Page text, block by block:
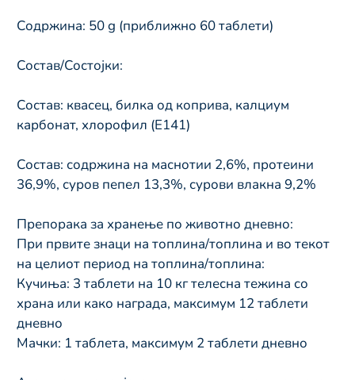
Содржина: 50 g (приближно 60 таблети)
Состав/Состојки:
Состав: квасец, билка од коприва, калциум
карбонат, хлорофил (Е141)
Состав: содржина на маснотии 2,6%, протеини
36,9%, суров пепел 13,3%, сурови влакна 9,2%
Препорака за хранење по животно дневно:
При првите знаци на топлина/топлина и во текот
на целиот период на топлина/топлина:
Кучиња: 3 таблети на 10 кг телесна тежина со
храна или како награда, максимум 12 таблети
дневно
Мачки: 1 таблета, максимум 2 таблети дневно